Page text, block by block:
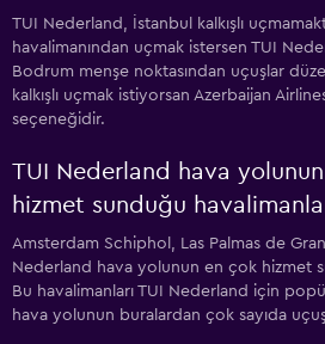
TUI Nederland, İstanbul kalkışlı
havalimanından uçmak istersen TUI
Bodrum menşe noktasından uçuşlar
kalkışlı uçmak istiyorsan Azerbaijan
seçeneğidir.
TUI Nederland hava
hizmet sunduğu
Amsterdam Schiphol, Las Palmas de
Nederland hava yolunun en çok hizmet
Bu havalimanları TUI Nederland için
hava yolunun buralardan çok sayıda